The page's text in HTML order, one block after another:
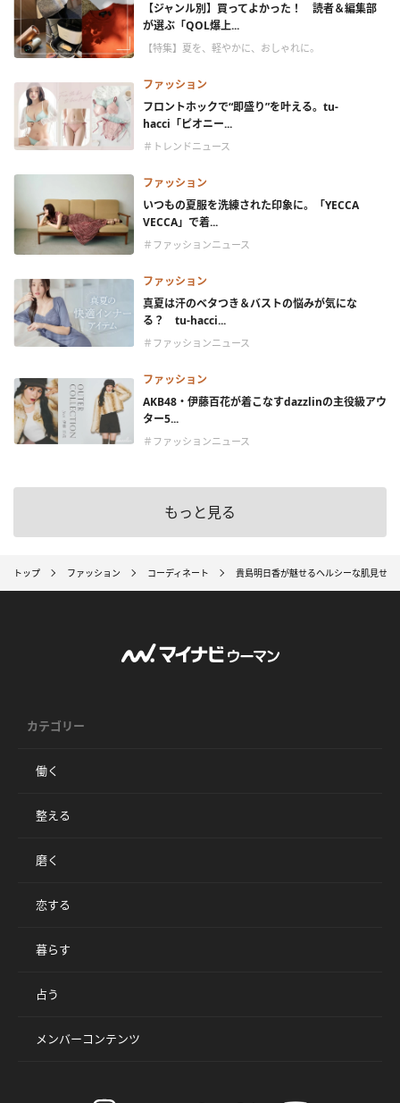
【ジャンル別】買ってよかった！ 読者＆編集部
が選ぶ「QOL爆上...
【特集】夏を、軽やかに、おしゃれに。
ファッション
フロントホックで“即盛り”を叶える。tu-
hacci「ピオニー...
＃トレンドニュース
ファッション
いつもの夏服を洗練された印象に。「YECCA
VECCA」で着...
＃ファッションニュース
ファッション
真夏は汗のベタつき＆バストの悩みが気にな
る？ tu-hacci...
＃ファッションニュース
ファッション
AKB48・伊藤百花が着こなすdazzlinの主役級アウ
ター5...
＃ファッションニュース
もっと見る
トップ ファッション コーディネート 貴島明日香が魅せるヘルシーな肌見せ
カテゴリー
働く
整える
磨く
恋する
暮らす
占う
メンバーコンテンツ